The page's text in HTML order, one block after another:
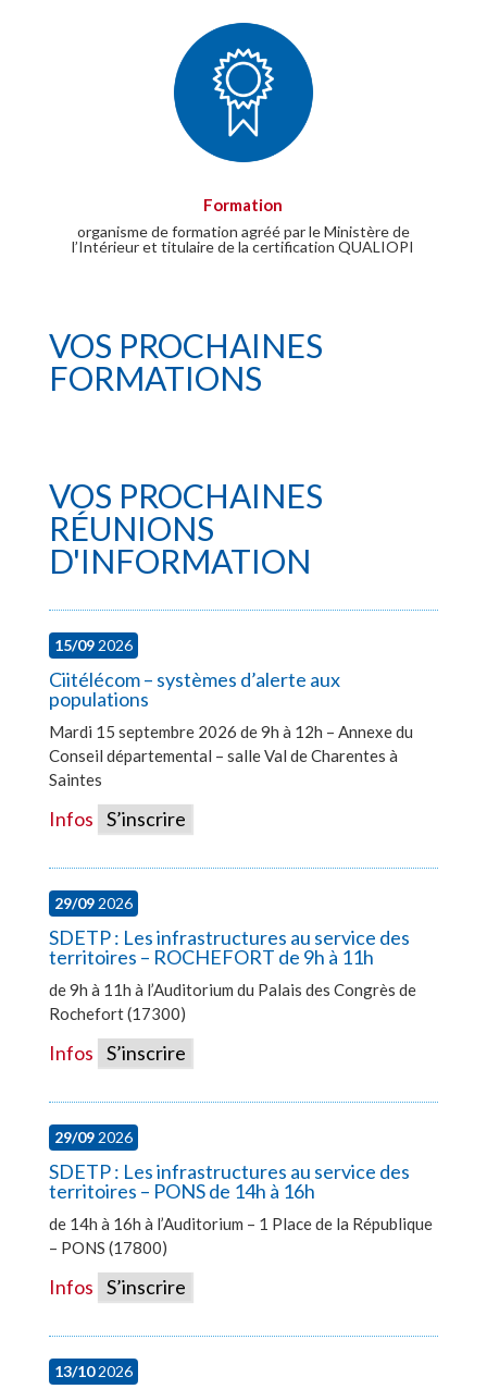
Formation
organisme de formation agréé par le Ministère de
l’Intérieur et titulaire de la certification QUALIOPI
VOS PROCHAINES
FORMATIONS
VOS PROCHAINES
RÉUNIONS
D'INFORMATION
15/092026
Ciitélécom – systèmes d’alerte aux
populations
Mardi 15 septembre 2026 de 9h à 12h – Annexe du
Conseil départemental – salle Val de Charentes à
Saintes
Infos S’inscrire
29/092026
SDETP : Les infrastructures au service des
territoires – ROCHEFORT de 9h à 11h
de 9h à 11h à l’Auditorium du Palais des Congrès de
Rochefort (17300)
Infos S’inscrire
29/092026
SDETP : Les infrastructures au service des
territoires – PONS de 14h à 16h
de 14h à 16h à l’Auditorium – 1 Place de la République
– PONS (17800)
Infos S’inscrire
13/102026